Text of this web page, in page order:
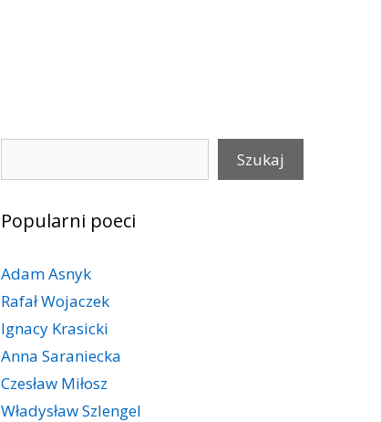
Szukaj
Popularni poeci
Adam Asnyk
Rafał Wojaczek
Ignacy Krasicki
Anna Saraniecka
Czesław Miłosz
Władysław Szlengel